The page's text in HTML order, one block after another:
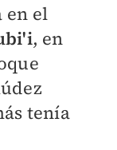
en el
, en
tenía